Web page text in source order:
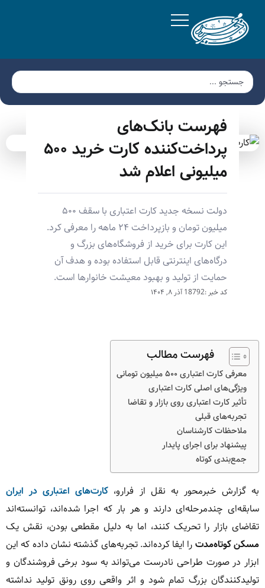
فهرست بانک‌های
پرداخت‌کننده کارت خرید ۵۰۰
میلیونی اعلام شد
دولت نسخه جدید کارت اعتباری با سقف ۵۰۰
میلیون تومان و بازپرداخت ۲۴ ماهه را معرفی کرد.
این کارت برای خرید از فروشگاه‌های بزرگ و
درگاه‌های اینترنتی قابل استفاده بوده و هدف آن
حمایت از تولید و بهبود معیشت خانوارها است.
کد خبر :18792 آذر ۸, ۱۴۰۴
فهرست مطالب
معرفی کارت اعتباری ۵۰۰ میلیون تومانی
ویژگی‌های اصلی کارت اعتباری
تأثیر کارت اعتباری روی بازار و تقاضا
تجربه‌های قبلی
ملاحظات کارشناسان
پیشنهاد برای اجرای پایدار
جمع‌بندی کوتاه
به گزارش خبرمحور به نقل از فرارو، کارت‌های اعتباری در ایران
سابقه‌ای چندمرحله‌ای دارند و هر بار که اجرا شده‌اند، توانسته‌اند
تقاضای بازار را تحریک کنند، اما به دلیل مقطعی بودن، نقش یک
مسکن کوتاه‌مدت را ایفا کرده‌اند. تجربه‌های گذشته نشان داده که این
ابزار در صورت طراحی نادرست می‌تواند به سود برخی فروشندگان و
تولیدکنندگان بزرگ تمام شود و اثر واقعی روی رونق تولید نداشته